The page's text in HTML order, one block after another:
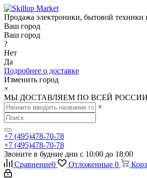
Продажа электроники, бытовой техники
Ваш город
Ваш город
?
Нет
Да
Подробнее о доставке
Изменить город
×
МЫ ДОСТАВЛЯЕМ ПО ВСЕЙ РОССИИ
×
+7 (495)478-70-78
+7 (495)478-70-78
Звоните в будние дни с 10:00 до 18:00
Сравнение0 Отложенные 0